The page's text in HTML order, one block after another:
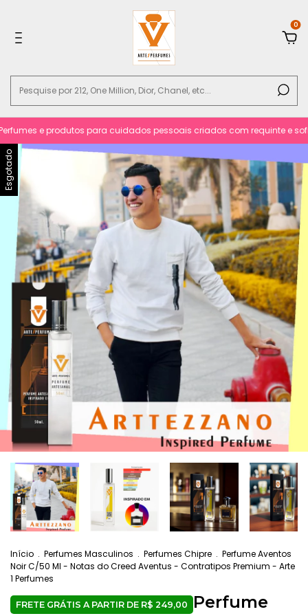
0
e produtos para cuidados pessoais criados com requinte e
Esgotado
Início . Perfumes Masculinos . Perfumes Chipre . Perfume Aventos
Noir C/50 Ml - Notas do Creed Aventus - Contratipos Premium - Arte
1 Perfumes
Perfume